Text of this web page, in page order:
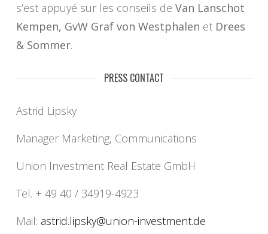
s’est appuyé sur les conseils de Van Lanschot
Kempen, GvW Graf von Westphalen et Drees
& Sommer.
PRESS CONTACT
Astrid Lipsky
Manager Marketing, Communications
Union Investment Real Estate GmbH
Tel. + 49 40 / 34919-4923
Mail: astrid.lipsky@union-investment.de